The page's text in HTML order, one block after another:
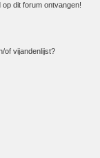
op dit forum ontvangen!
of vijandenlijst?